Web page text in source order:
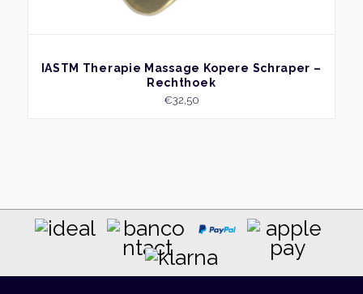
BEKIJK
IASTM Therapie Massage Kopere Schraper –
Rechthoek
€32,50